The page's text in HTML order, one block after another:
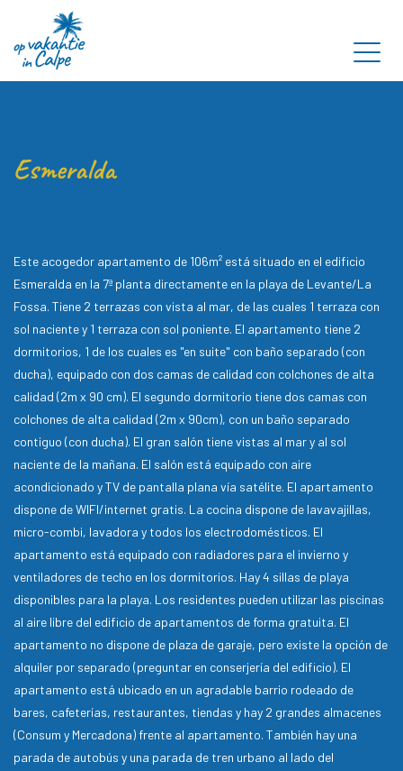
Esmeralda
Este acogedor apartamento de 106m² está situado en el edificio
Esmeralda en la 7ª planta directamente en la playa de Levante/La
Fossa. Tiene 2 terrazas con vista al mar, de las cuales 1 terraza con
sol naciente y 1 terraza con sol poniente. El apartamento tiene 2
dormitorios, 1 de los cuales es "en suite" con baño separado (con
ducha), equipado con dos camas de calidad con colchones de alta
calidad (2m x 90 cm). El segundo dormitorio tiene dos camas con
colchones de alta calidad (2m x 90cm), con un baño separado
contiguo (con ducha). El gran salón tiene vistas al mar y al sol
naciente de la mañana. El salón está equipado con aire
acondicionado y TV de pantalla plana vía satélite. El apartamento
dispone de WIFI/internet gratis. La cocina dispone de lavavajillas,
micro-combi, lavadora y todos los electrodomésticos. El
apartamento está equipado con radiadores para el invierno y
ventiladores de techo en los dormitorios. Hay 4 sillas de playa
disponibles para la playa. Los residentes pueden utilizar las piscinas
al aire libre del edificio de apartamentos de forma gratuita. El
apartamento no dispone de plaza de garaje, pero existe la opción de
alquiler por separado (preguntar en conserjería del edificio). El
apartamento está ubicado en un agradable barrio rodeado de
bares, cafeterías, restaurantes, tiendas y hay 2 grandes almacenes
(Consum y Mercadona) frente al apartamento. También hay una
parada de autobús y una parada de tren urbano al lado del